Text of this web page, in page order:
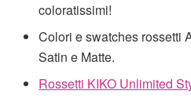
coloratissimi!
Colori e swatches rossetti
Satin e Matte.
Rossetti KIKO Unlimited